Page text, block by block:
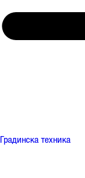
Градинска техника